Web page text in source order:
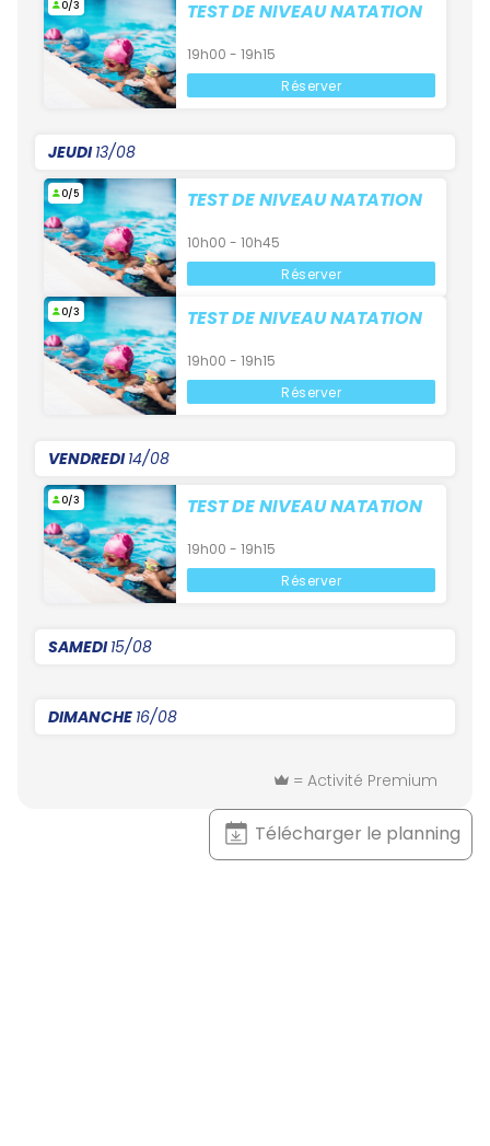
0/3 TEST DE NIVEAU NATATION
19h00 - 19h15
Réserver
JEUDI13/08
0/5 TEST DE NIVEAU NATATION
10h00 - 10h45
Réserver
0/3 TEST DE NIVEAU NATATION
19h00 - 19h15
Réserver
VENDREDI14/08
0/3 TEST DE NIVEAU NATATION
19h00 - 19h15
Réserver
SAMEDI15/08
DIMANCHE 16/08
= Activité Premium
Télécharger le planning